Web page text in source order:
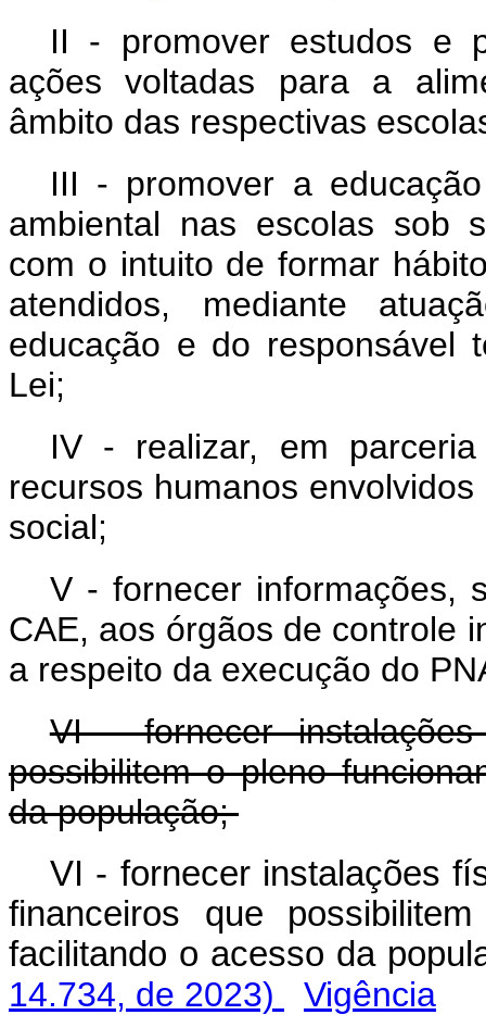
II - promover estudos e
ações voltadas para a
âmbito das respectivas
III - promover a
ambiental nas escolas sob
com o intuito de formar
atendidos, mediante
educação e do responsável
Lei;
IV - realizar, em
recursos humanos
social;
V - fornecer informações,
CAE, aos órgãos de controle
a respeito da execução do
VI - fornecer
possibilitem o pleno
da população;
VI - fornecer instalações
financeiros que
facilitando o acesso da
14.734, de 2023)
Vigência